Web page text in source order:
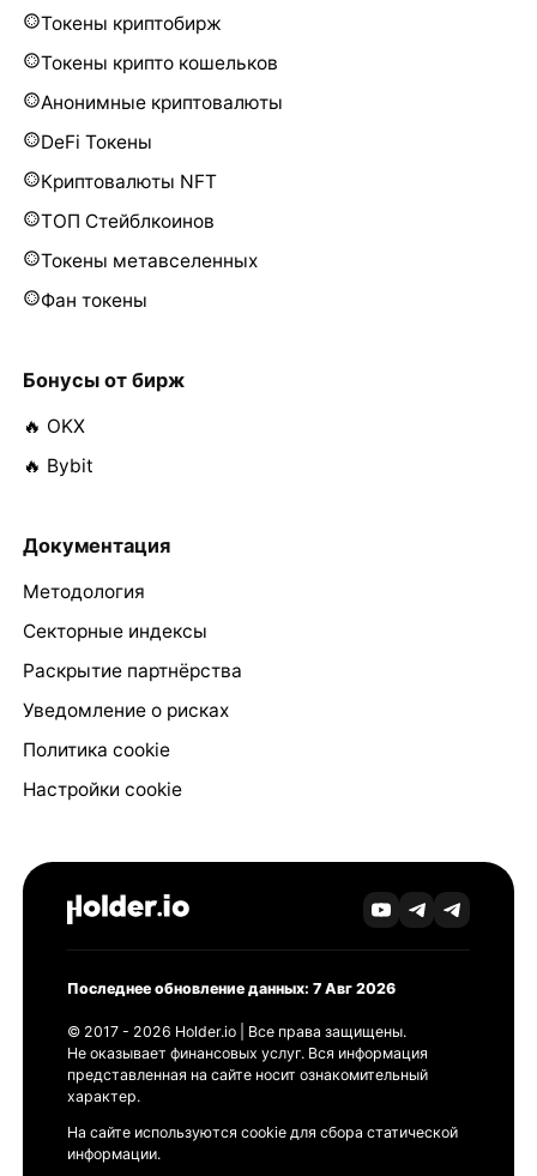
Токены криптобирж
Токены крипто кошельков
Анонимные криптовалюты
DeFi Токены
Криптовалюты NFT
ТОП Стейблкоинов
Токены метавселенных
Фан токены
Бонусы от бирж
🔥 OKX
🔥 Bybit
Документация
Методология
Секторные индексы
Раскрытие партнёрства
Уведомление о рисках
Политика cookie
Настройки cookie
Последнее обновление данных: 7 Авг 2026
© 2017 - 2026 Holder.io | Все права защищены.
Не оказывает финансовых услуг. Вся информация
представленная на сайте носит ознакомительный
характер.
На сайте используются cookie для сбора статической
информации.